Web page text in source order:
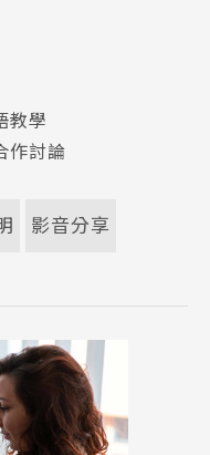
教學
作討論
影音分享